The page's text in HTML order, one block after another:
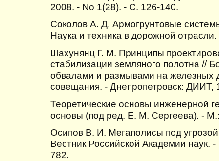
2008. - No 1(28). - С. 126-140.
Соколов А. Д. Армогрунтовые
Наука и техника в дорожной
Шахунянц Г. М. Принципы
стабилизации земляного полотна //
обвалами и размывами на железных
совещания. - Днепропетровск: ДИИТ,
Теоретические основы инженерной
основы (под ред. Е. М. Сергеева). -
Осипов В. И. Мегаполисы под
Вестник Российской Академии наук.
782.